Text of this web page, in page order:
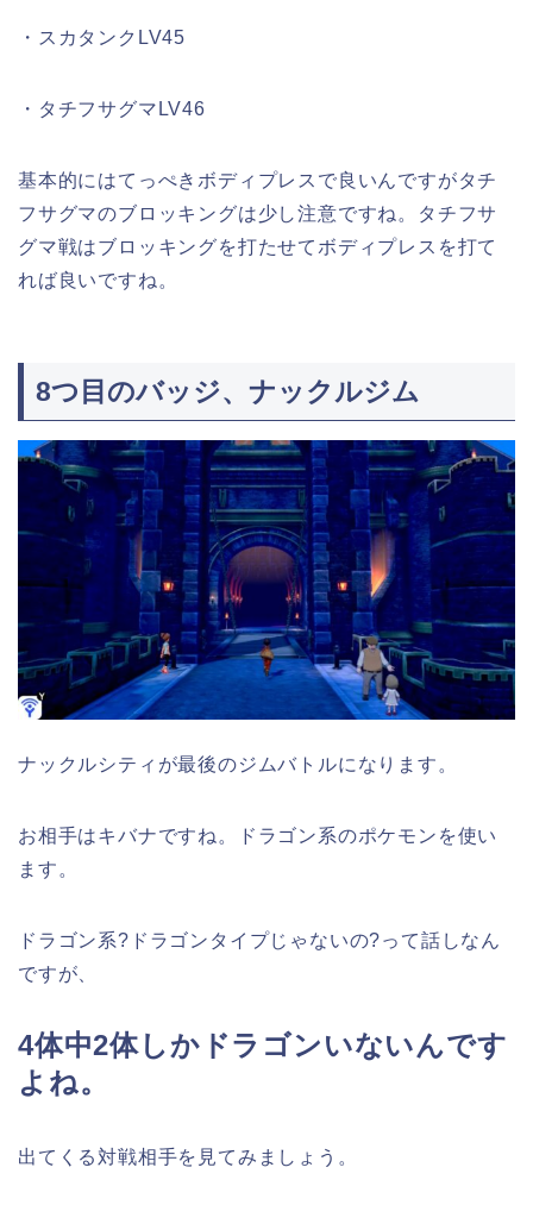
・スカタンクLV45
・タチフサグマLV46
基本的にはてっぺきボディプレスで良いんですがタチ
フサグマのブロッキングは少し注意ですね。タチフサ
グマ戦はブロッキングを打たせてボディプレスを打て
れば良いですね。
8つ目のバッジ、ナックルジム
ナックルシティが最後のジムバトルになります。
お相手はキバナですね。ドラゴン系のポケモンを使い
ます。
ドラゴン系?ドラゴンタイプじゃないの?って話しなん
ですが、
4体中2体しかドラゴンいないんです
よね。
出てくる対戦相手を見てみましょう。